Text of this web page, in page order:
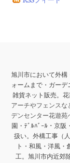
旭川市において外構
ォームまで・ガー
雑貨ネット販売。花
アーチやフェンス
デンセンター花遊苑
園・ﾃﾞﾙﾊﾞｰﾙ・京
扱い。 外構工事（
ト・和風・洋風
工。旭川市内近郊